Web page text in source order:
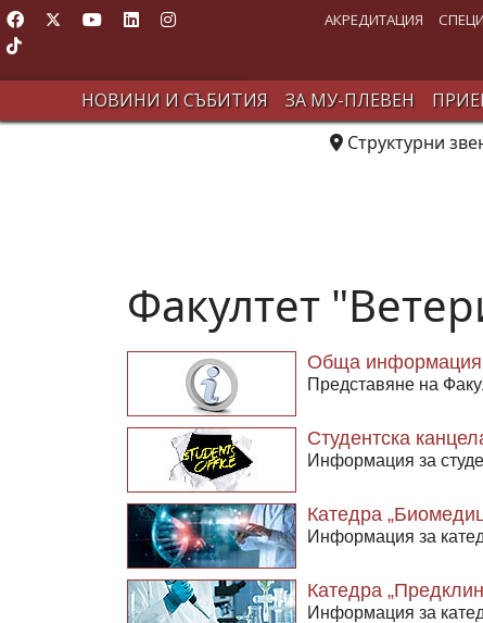
АКРЕДИТАЦИЯ
НОВИНИ И СЪБИТИЯ ЗА МУ-ПЛЕВЕН
Структурни
Факултет
Обща
Представяне на
Студентска
Информация за
Катедра
Информация за
Катедра
Информация за